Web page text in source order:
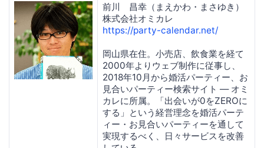
前川 昌幸（まえかわ・まさゆき）
株式会社オミカレ
https://party-calendar.net/
岡山県在住。小売店、飲食業を経て
2000年よりウェブ制作に従事し、
2018年10月から婚活パーティー、お
見合いパーティー検索サイト — オミ
カレに所属。「出会いが0をZEROに
する」という経営理念を婚活パーテ
ィー・お見合いパーティーを通して
実現するべく、日々サービスを改善